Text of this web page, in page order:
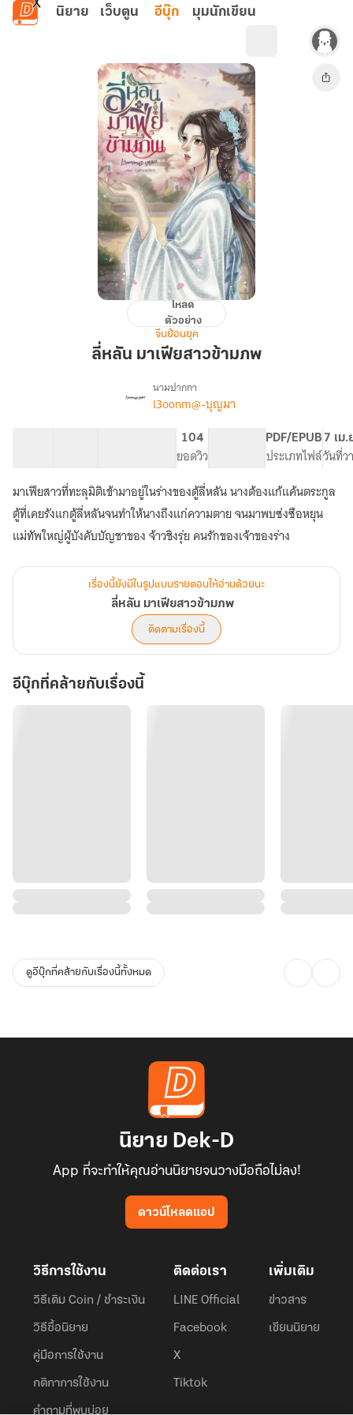
ข้ามไปยังเนื้อหาหลัก
นิยาย เว็บตูน อีบุ๊ก มุมนักเขียน
มาเฟีย
โหลด
ตัวอย่าง
จีนย้อนยุค
ลี่หลัน มาเฟียสาวข้ามภพ
เรื่อง
หลัน
มาเฟีย
สาว
ข้าม
ภพ
นามปากกา
l3oonm@-บุญมา
104
ยอดวิว
PDF/EPUB
ประเภทไฟล์
7 เม
วันที่ว
มาเฟียสาวที่ทะลุมิติเข้ามาอยู่ในร่างของตู้ลี่หลัน นางต้องแก้แค้นตระกูล
ตู้ที่เคยรังแกตู้ลี่หลันจนทำให้นางถึงแก่ความตาย จนมาพบซ่งซือหยุน
แม่ทัพใหญ่ผู้บังคับบัญชาของ จ้าวชิงรุ่ย คนรักของเจ้าของร่าง
เรื่องนี้ยังมีในรูปแบบรายตอนให้อ่านด้วยนะ
ลี่หลัน มาเฟียสาวข้ามภพ
ติดตามเรื่องนี้
อีบุ๊กที่คล้ายกับเรื่องนี้
ดูอีบุ๊กที่คล้ายกับเรื่องนี้ทั้งหมด
นิยาย Dek-D
App ที่จะทำให้คุณอ่านนิยายจนวางมือถือไม่ลง!
ดาวน์โหลดแอป
วิธีการใช้งาน
วิธีเติม Coin / ชำระเงิน
วิธีซื้อนิยาย
คู่มือการใช้งาน
กติกาการใช้งาน
คำถามที่พบบ่อย
ติดต่อเรา
LINE Official
Facebook
X
Tiktok
เพิ่มเติม
ข่าวสาร
เขียนนิยาย